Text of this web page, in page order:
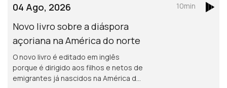
04 Ago, 2026
Novo livro sobre a diáspora
açoriana na América do norte
O novo livro é editado em inglês
porque é dirigido aos filhos e netos de
emigrantes já nascidos na América do
10min